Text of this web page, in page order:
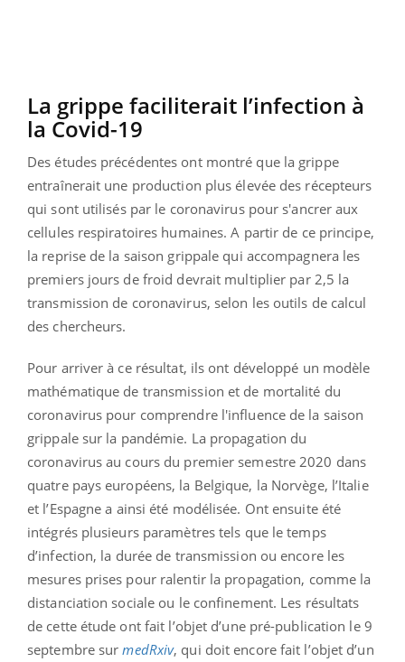
La grippe faciliterait l’infection à
la Covid-19
Des études précédentes ont montré que la grippe
entraînerait une production plus élevée des récepteurs
qui sont utilisés par le coronavirus pour s'ancrer aux
cellules respiratoires humaines. A partir de ce principe,
la reprise de la saison grippale qui accompagnera les
premiers jours de froid devrait multiplier par 2,5 la
transmission de coronavirus, selon les outils de calcul
des chercheurs.
Pour arriver à ce résultat, ils ont développé un modèle
mathématique de transmission et de mortalité du
coronavirus pour comprendre l'influence de la saison
grippale sur la pandémie. La propagation du
coronavirus au cours du premier semestre 2020 dans
quatre pays européens, la Belgique, la Norvège, l’Italie
et l’Espagne a ainsi été modélisée. Ont ensuite été
intégrés plusieurs paramètres tels que le temps
d’infection, la durée de transmission ou encore les
mesures prises pour ralentir la propagation, comme la
distanciation sociale ou le confinement. Les résultats
de cette étude ont fait l’objet d’une pré-publication le 9
septembre surmedRxiv, qui doit encore fait l’objet d’un